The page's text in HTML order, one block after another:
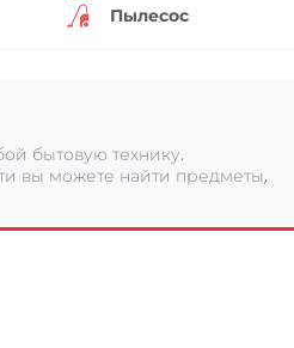
Пылесос
бытовую технику.
вы можете найти предметы,